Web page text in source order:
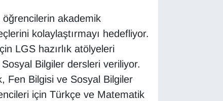
akademik
kolaylaştırmayı hedefliyor.
LGS hazırlık atölyeleri
Bilgiler dersleri veriliyor.
Fen Bilgisi ve Sosyal Bilgiler
için Türkçe ve Matematik